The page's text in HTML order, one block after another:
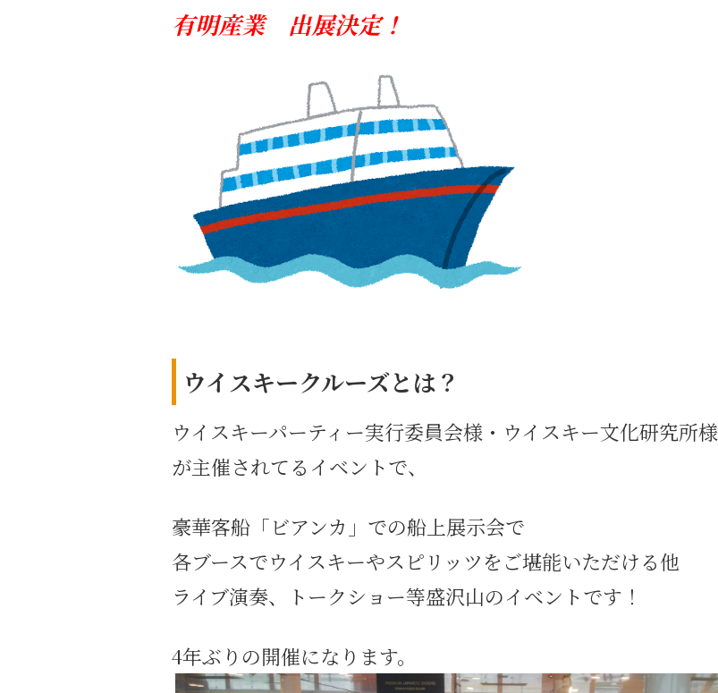
有明産業 出展決定！
ウイスキークルーズとは？
ウイスキーパーティー実行委員会様・ウイスキー文化研究所様
が主催されてるイベントで、
豪華客船「ビアンカ」での船上展示会で
各ブースでウイスキーやスピリッツをご堪能いただける他
ライブ演奏、トークショー等盛沢山のイベントです！
4年ぶりの開催になります。